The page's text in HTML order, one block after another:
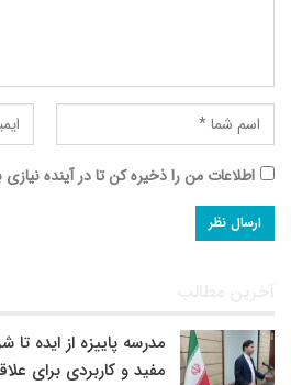
اطلاعات من را ذخیره کن تا در آینده
آخرین مطالب
مدرسه پاییزه از ایده
مفید و کاربردی برای